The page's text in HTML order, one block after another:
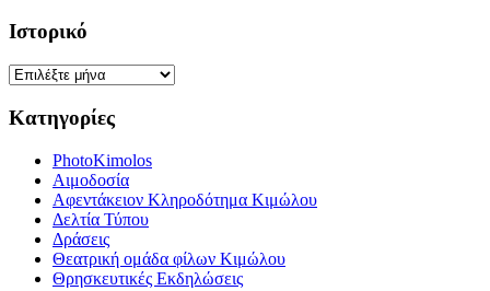
Ιστορικό
Ιστορικό
Κατηγορίες
PhotoKimolos
Αιμοδοσία
Αφεντάκειον Κληροδότημα Κιμώλου
Δελτία Τύπου
Δράσεις
Θεατρική ομάδα φίλων Κιμώλου
Θρησκευτικές Εκδηλώσεις